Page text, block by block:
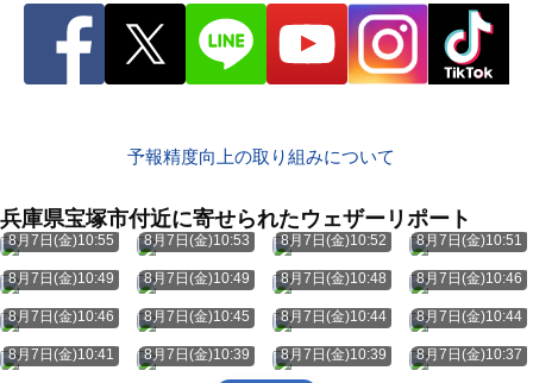
予報精度向上の取り組みについて
兵庫県宝塚市付近に寄せられたウェザーリポート
8月7日(金)10:55 8月7日(金)10:53 8月7日(金)10:52 8月7日(金)10:51
8月7日(金)10:49 8月7日(金)10:49 8月7日(金)10:48 8月7日(金)10:46
8月7日(金)10:46 8月7日(金)10:45 8月7日(金)10:44 8月7日(金)10:44
8月7日(金)10:41 8月7日(金)10:39 8月7日(金)10:39 8月7日(金)10:37